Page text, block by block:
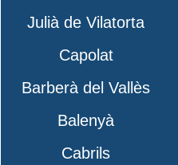
Julià de Vilatorta
Capolat
Barberà del Vallès
Balenyà
Cabrils